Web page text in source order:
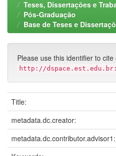
Teses, Dissertações e
Pós-Graduação
Base de Teses e
Please use this identifier to
http://
Title:
metadata.dc.creator:
metadata.dc.contributor.advisor1: